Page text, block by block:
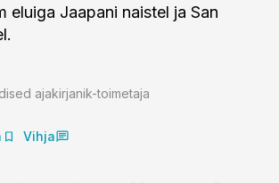
eluiga Jaapani naistel ja San
ajakirjanik-toimetaja
Vihja